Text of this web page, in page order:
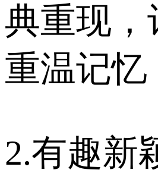
典重现，
重温记忆
2.有趣新